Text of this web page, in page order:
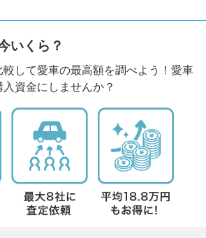
いくら？
して愛車の最高額を調べよう！愛車
資金にしませんか？